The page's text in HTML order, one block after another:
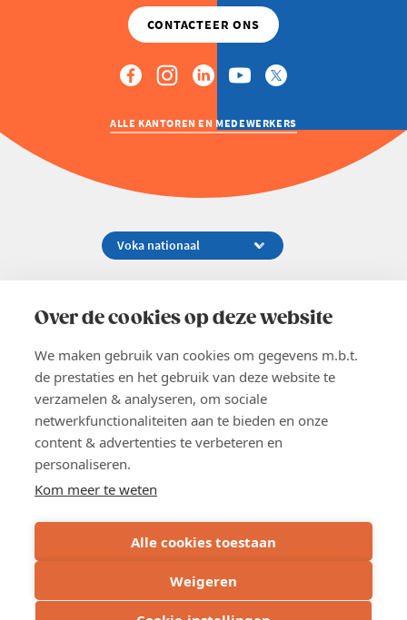
Over de cookies op deze website
We maken gebruik van cookies om gegevens m.b.t.
de prestaties en het gebruik van deze website te
verzamelen & analyseren, om sociale
netwerkfunctionaliteiten aan te bieden en onze
content & advertenties te verbeteren en
personaliseren.
Kom meer te weten
Alle cookies toestaan
Weigeren
ALLE KANTOREN EN MEDEWERKERS
02 229 81 11
EN
Word lid
Voka 2026
Privacyverklaring
Cookie verklaring